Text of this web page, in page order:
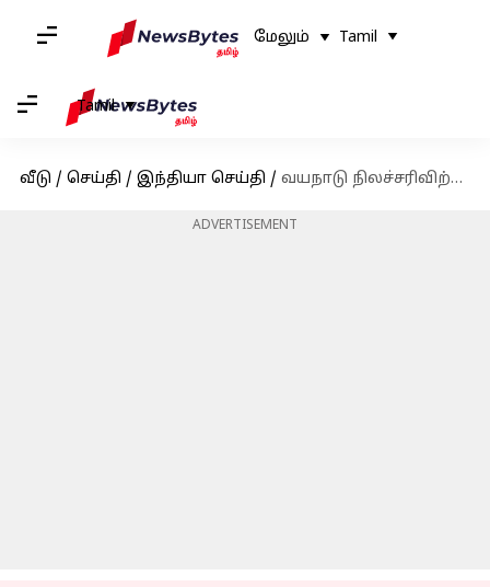
மேலும் Tamil
Tamil
வீடு / செய்தி / இந்தியா செய்தி / வயநாடு நிலச்சரிவிற்கும், அரபிக்கடலின் வெப்பமயமாதலுக்கும் தொடர்பு உள்ளது என்கிறார் நிபுணர்
ADVERTISEMENT